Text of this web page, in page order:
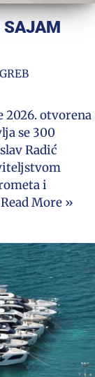
SAJAM
2026. otvorena
se 300
Radić
i
Read More »